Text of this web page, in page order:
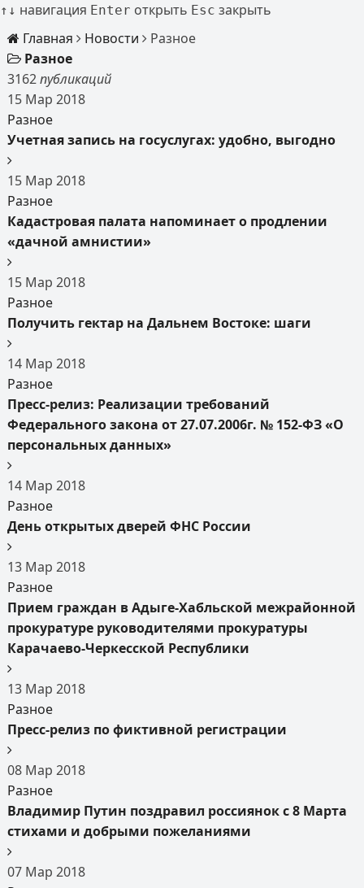
↑ ↓ навигация Enter открыть Esc закрыть
Главная
Новости
Разное
Разное
3162публикаций
15 Мар 2018
Разное
Учетная запись на госуслугах: удобно, выгодно
15 Мар 2018
Разное
Кадастровая палата напоминает о продлении
«дачной амнистии»
15 Мар 2018
Разное
Получить гектар на Дальнем Востоке: шаги
14 Мар 2018
Разное
Пресс-релиз: Реализации требований
Федерального закона от 27.07.2006г. № 152-ФЗ «О
персональных данных»
14 Мар 2018
Разное
День открытых дверей ФНС России
13 Мар 2018
Разное
Прием граждан в Адыге-Хабльской межрайонной
прокуратуре руководителями прокуратуры
Карачаево-Черкесской Республики
13 Мар 2018
Разное
Пресс-релиз по фиктивной регистрации
08 Мар 2018
Разное
Владимир Путин поздравил россиянок с 8 Марта
стихами и добрыми пожеланиями
07 Мар 2018